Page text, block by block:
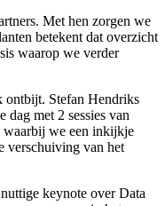
Met hen zorgen we
betekent dat overzicht
waarop we verder
ontbijt. Stefan Hendriks
dag met 2 sessies van
we een inkijkje
verschuiving van het
keynote over Data